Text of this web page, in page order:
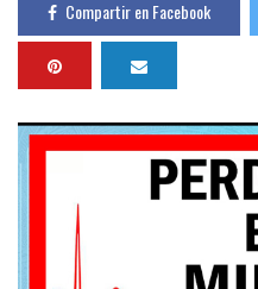
Compartir en Facebook